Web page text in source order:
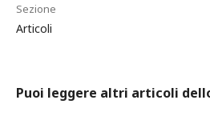
Sezione
Articoli
Puoi leggere altri articoli